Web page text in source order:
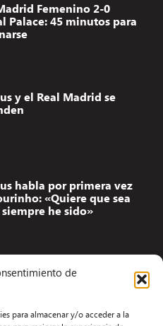
de
para almacenar y/o acceder a la
Femenino 2-0
Palace: 45 minutos para
y el Real Madrid se
habla por primera vez
«Quiere que sea
he sido»
Legal